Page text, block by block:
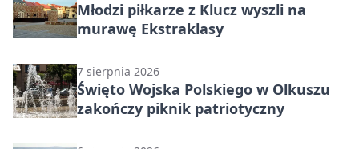
Młodzi piłkarze z Klucz wyszli na
murawę Ekstraklasy
7 sierpnia 2026
Święto Wojska Polskiego w Olkuszu
zakończy piknik patriotyczny